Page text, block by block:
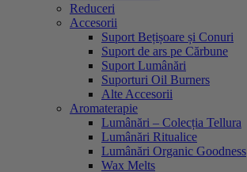
Reduceri
Accesorii
Suport Bețișoare și Conuri
Suport de ars pe Cărbune
Suport Lumânări
Suporturi Oil Burners
Alte Accesorii
Aromaterapie
Lumânări – Colecția Tellura
Lumânări Ritualice
Lumânări Organic Goodness
Wax Melts